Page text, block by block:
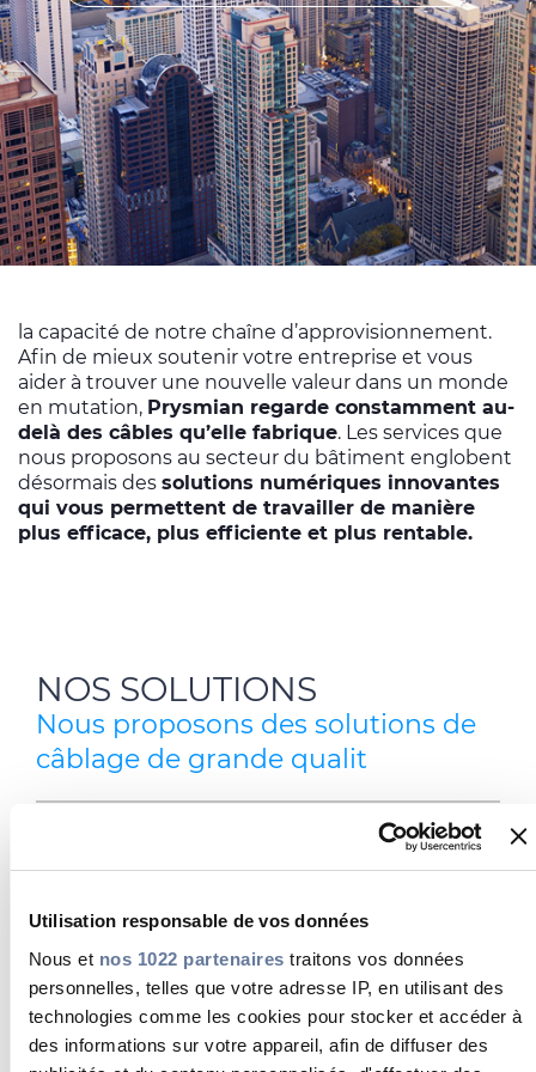
Utilisation responsable de vos données
Nous et nos 1022 partenaires traitons vos données
personnelles, telles que votre adresse IP, en utilisant des
technologies comme les cookies pour stocker et accéder à
des informations sur votre appareil, afin de diffuser des
Nos documents
Énergies Renouvelables
Médias
Site corporate
Nous contacter
CABLE APP PRYSMIAN CLUB
la capacité de notre chaîne d’approvisionnement.
Afin de mieux soutenir votre entreprise et vous
aider à trouver une nouvelle valeur dans un monde
en mutation, Prysmian regarde constamment au-
delà des câbles qu’elle fabrique. Les services que
nous proposons au secteur du bâtiment englobent
désormais des solutions numériques innovantes
qui vous permettent de travailler de manière
plus efficace, plus efficiente et plus rentable.
NOS SOLUTIONS
Nous proposons des solutions de
câblage de grande qualit